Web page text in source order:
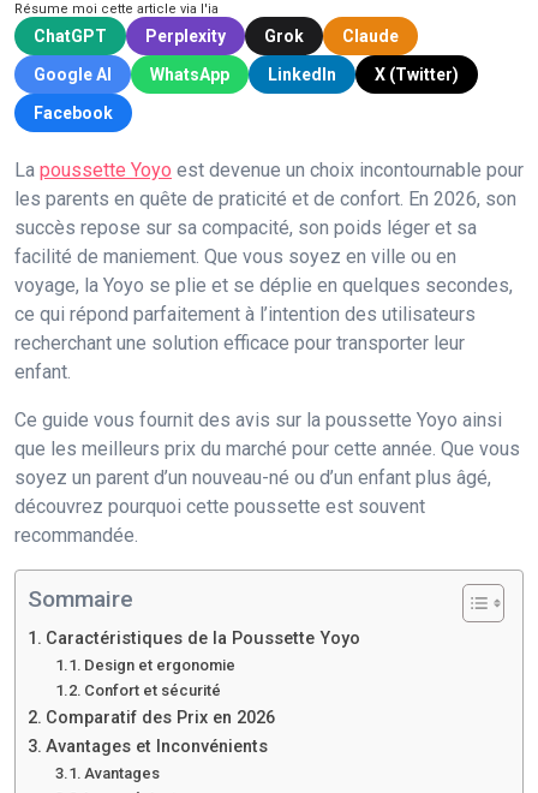
Résume moi cette article via l'ia
ChatGPT Perplexity Grok
Claude
Google AI
WhatsApp LinkedIn
X (Twitter)
Facebook
La poussette Yoyo est devenue un choix incontournable pour
les parents en quête de praticité et de confort. En 2026, son
succès repose sur sa compacité, son poids léger et sa
facilité de maniement. Que vous soyez en ville ou en
voyage, la Yoyo se plie et se déplie en quelques secondes,
ce qui répond parfaitement à l’intention des utilisateurs
recherchant une solution efficace pour transporter leur
enfant.
Ce guide vous fournit des avis sur la poussette Yoyo ainsi
que les meilleurs prix du marché pour cette année. Que vous
soyez un parent d’un nouveau-né ou d’un enfant plus âgé,
découvrez pourquoi cette poussette est souvent
recommandée.
Sommaire
Caractéristiques de la Poussette Yoyo
Design et ergonomie
Confort et sécurité
Comparatif des Prix en 2026
Avantages et Inconvénients
Avantages